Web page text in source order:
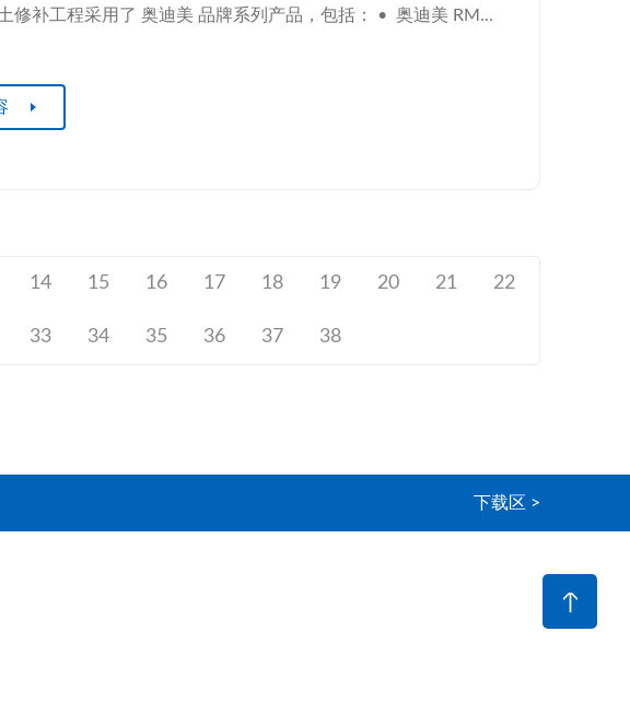
修补工程采用了 奥迪美 品牌系列产品，包括： • 奥迪美 RM...
14 15 16 17 18 19 20 21 22
33 34 35 36 37 38
下载区 >